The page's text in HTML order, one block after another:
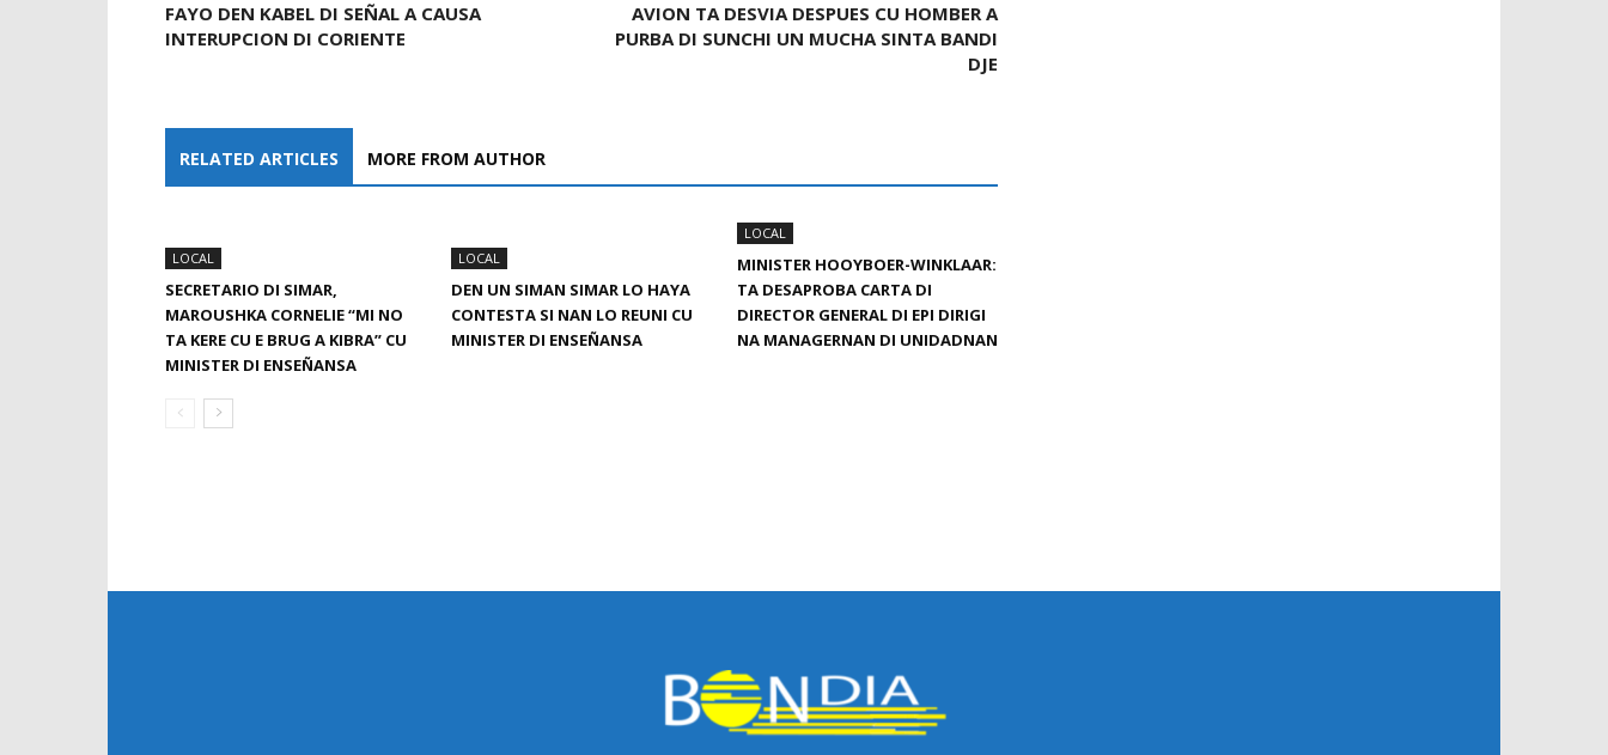
FAYO DEN KABEL DI SEÑAL A CAUSA
INTERUPCION DI CORIENTE
AVION TA DESVIA DESPUES CU HOMBER A
PURBA DI SUNCHI UN MUCHA SINTA BANDI
DJE
RELATED ARTICLES MORE FROM AUTHOR
LOCAL
SECRETARIO DI SIMAR,
MAROUSHKA CORNELIE “MI NO
TA KERE CU E BRUG A KIBRA” CU
MINISTER DI ENSEÑANSA
LOCAL
DEN UN SIMAN SIMAR LO HAYA
CONTESTA SI NAN LO REUNI CU
MINISTER DI ENSEÑANSA
LOCAL
MINISTER HOOYBOER-WINKLAAR:
TA DESAPROBA CARTA DI
DIRECTOR GENERAL DI EPI DIRIGI
NA MANAGERNAN DI UNIDADNAN